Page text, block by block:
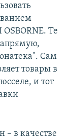
Те
Сам
товары в
и тот
в качестве